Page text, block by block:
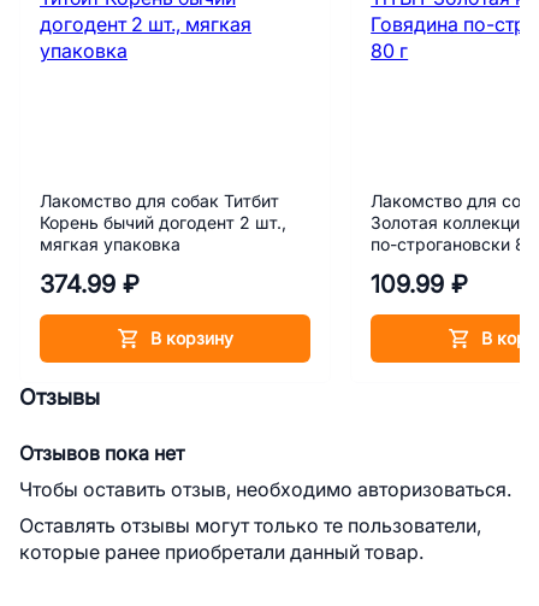
Лакомство для собак Титбит
Корень бычий догодент 2 шт.,
мягкая упаковка
374.99 ₽
В корзину
Лакомство для
Золотая коллекция
по-строгановски 80
109.99 ₽
В
Отзывы
Отзывов пока нет
Чтобы оставить отзыв, необходимо авторизоваться.
Оставлять отзывы могут только те пользователи,
которые ранее приобретали данный товар.